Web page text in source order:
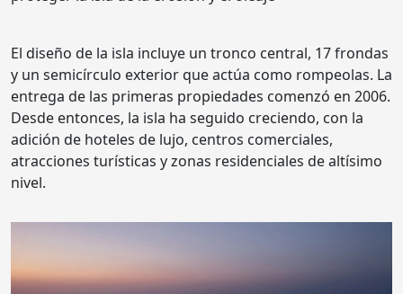
El diseño de la isla incluye un tronco central, 17 frondas
y un semicírculo exterior que actúa como rompeolas. La
entrega de las primeras propiedades comenzó en 2006.
Desde entonces, la isla ha seguido creciendo, con la
adición de hoteles de lujo, centros comerciales,
atracciones turísticas y zonas residenciales de altísimo
nivel.